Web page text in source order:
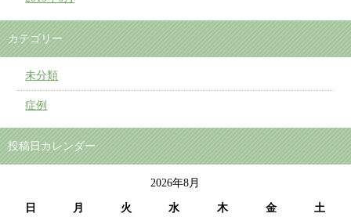
カテゴリー
未分類
症例
投稿日カレンダー
2026年8月
日 月 火 水 木 金 土